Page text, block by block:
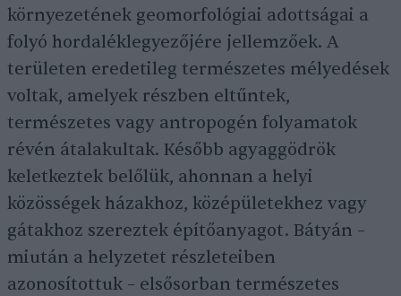
környezetének geomorfológiai adottságai a
folyó hordaléklegyezőjére jellemzőek. A
területen eredetileg természetes mélyedések
voltak, amelyek részben eltűntek,
természetes vagy antropogén folyamatok
révén átalakultak. Később agyaggödrök
keletkeztek belőlük, ahonnan a helyi
közösségek házakhoz, középületekhez vagy
gátakhoz szereztek építőanyagot. Bátyán –
miután a helyzetet részleteiben
azonosítottuk – elsősorban természetes